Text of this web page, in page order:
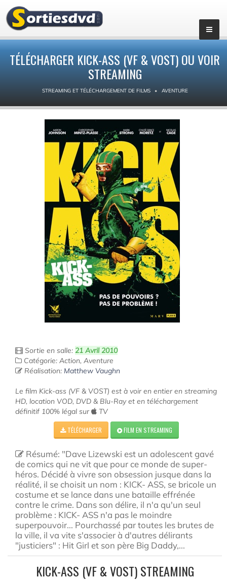
TÉLÉCHARGER KICK-ASS (VF & VOST) OU VOIR
STREAMING
STREAMING ET TÉLÉCHARGEMENT DE FILMS AVENTURE
Sortie en salle: 21 Avril 2010
Catégorie: Action, Aventure
Réalisation: Matthew Vaughn
Le film Kick-ass (VF & VOST) est à voir en entier en streaming
HD, location VOD, DVD & Blu-Ray et en téléchargement
définitif 100% légal sur
TV
TÉLÉCHARGER FILM EN STREAMING
Résumé: "Dave Lizewski est un adolescent gavé
de comics qui ne vit que pour ce monde de super-
héros. Décidé à vivre son obsession jusque dans la
réalité, il se choisit un nom : KICK- ASS, se bricole un
costume et se lance dans une bataille effrénée
contre le crime. Dans son délire, il n'a qu'un seul
problème : KICK- ASS n'a pas le moindre
superpouvoir... Pourchassé par toutes les brutes de
la ville, il va vite s'associer à d'autres délirants
"justiciers" : Hit Girl et son père Big Daddy,...
KICK-ASS (VF & VOST) STREAMING